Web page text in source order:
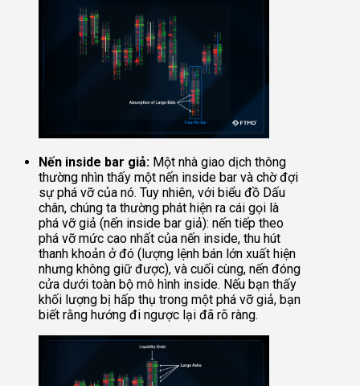
Nến inside bar giả: Một nhà giao dịch thông
thường nhìn thấy một nến inside bar và chờ đợi
sự phá vỡ của nó. Tuy nhiên, với biểu đồ Dấu
chân, chúng ta thường phát hiện ra cái gọi là
phá vỡ giả (nến inside bar giả): nến tiếp theo
phá vỡ mức cao nhất của nến inside, thu hút
thanh khoản ở đó (lượng lệnh bán lớn xuất hiện
nhưng không giữ được), và cuối cùng, nến đóng
cửa dưới toàn bộ mô hình inside. Nếu bạn thấy
khối lượng bị hấp thụ trong một phá vỡ giả, bạn
biết rằng hướng đi ngược lại đã rõ ràng.